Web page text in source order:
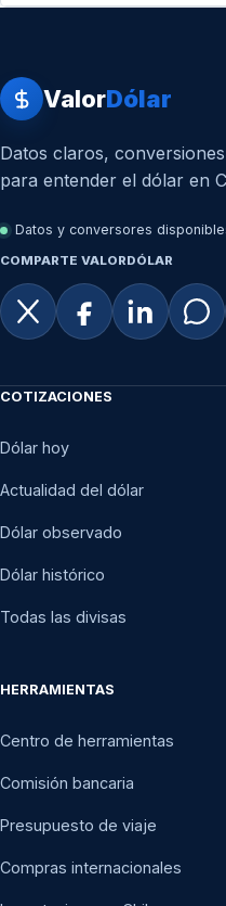
ValorDólar
Datos claros,
para entender el dólar en
Datos y conversores
COMPARTE VALORDÓLAR
COTIZACIONES
Dólar hoy
Actualidad del dólar
Dólar observado
Dólar histórico
Todas las divisas
HERRAMIENTAS
Centro de herramientas
Comisión bancaria
Presupuesto de viaje
Compras internacionales